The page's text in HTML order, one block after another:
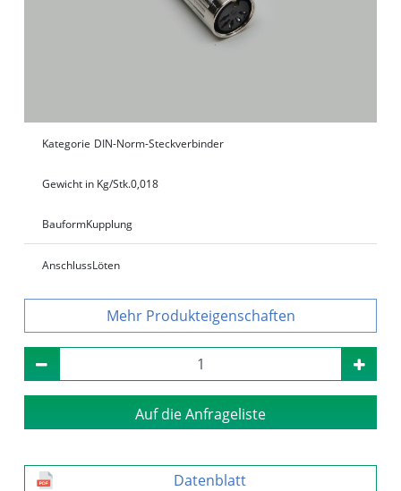
Kategorie DIN-Norm-Steckverbinder
Gewicht in Kg/Stk.0,018
BauformKupplung
AnschlussLöten
Produkteigenschaften
Auf die Anfrageliste
Datenblatt